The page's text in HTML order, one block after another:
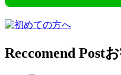
Reccomend Post